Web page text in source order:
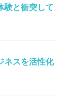
験と衝突して
ネスを活性化